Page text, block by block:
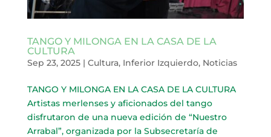
TANGO Y MILONGA EN LA CASA DE LA
CULTURA
Sep 23, 2025| Cultura, Inferior Izquierdo, Noticias
TANGO Y MILONGA EN LA CASA DE LA CULTURA
Artistas merlenses y aficionados del tango
disfrutaron de una nueva edición de “Nuestro
Arrabal”, organizada por la Subsecretaría de